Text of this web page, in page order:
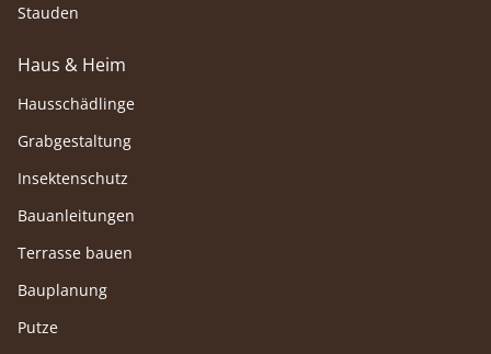
Stauden
Haus & Heim
Hausschädlinge
Grabgestaltung
Insektenschutz
Bauanleitungen
Terrasse bauen
Bauplanung
Putze